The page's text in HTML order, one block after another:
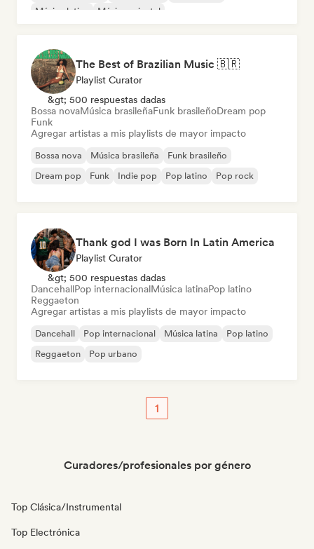
Música latina
Música oriental
The Best of Brazilian Music 🇧🇷
Playlist Curator
&gt; 500 respuestas dadas
Bossa novaMúsica brasileñaFunk brasileñoDream pop
Funk
Agregar artistas a mis playlists de mayor impacto
Bossa nova Música brasileña
Funk brasileño
Dream pop
Funk Indie pop Pop latino Pop rock
Thank god I was Born In Latin America
Playlist Curator
&gt; 500 respuestas dadas
DancehallPop internacionalMúsica latinaPop latino
Reggaeton
Agregar artistas a mis playlists de mayor impacto
Dancehall Pop internacional Música latina
Pop latino
Reggaeton
Pop urbano
1
Curadores/profesionales por género
Top Clásica/Instrumental
Top Electrónica